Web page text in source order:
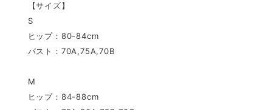
【サイズ】
S
ヒップ：80-84cm
バスト：70A,75A,70B
M
ヒップ：84-88cm